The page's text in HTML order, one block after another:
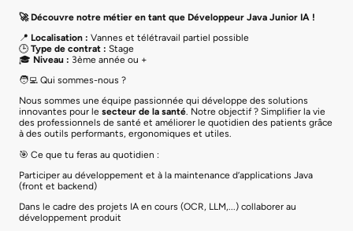
🚀 Découvre notre métier en tant que Développeur Java Junior IA !
📍 Localisation : Vannes et télétravail partiel possible
🕒 Type de contrat : Stage
🎓 Niveau : 3ème année ou +
🧑‍💻 Qui sommes-nous ?
Nous sommes une équipe passionnée qui développe des solutions
innovantes pour le secteur de la santé. Notre objectif ? Simplifier la vie
des professionnels de santé et améliorer le quotidien des patients grâce
à des outils performants, ergonomiques et utiles.
🎯 Ce que tu feras au quotidien :
Participer au développement et à la maintenance d’applications Java
(front et backend)
Dans le cadre des projets IA en cours (OCR, LLM,...) collaborer au
développement produit